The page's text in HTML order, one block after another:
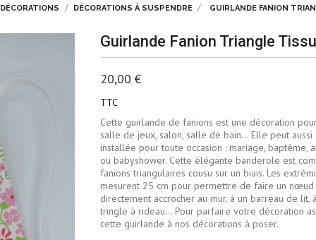
DÉCORATIONS DÉCORATIONS À SUSPENDRE GUIRLANDE FANION
Guirlande Fanion Triangle Tissu
20,00 €
TTC
Cette guirlande de fanions est une décoration
salle de jeux, salon, salle de bain… Elle peut aussi
installée pour toute occasion : mariage, baptême,
ou babyshower. Cette élégante banderole est
fanions triangulaires cousu sur un biais. Les
mesurent 25 cm pour permettre de faire un
directement accrocher au mur, à un barreau de lit,
tringle à rideau… Pour parfaire votre décoration
cette guirlande à nos décorations à poser.